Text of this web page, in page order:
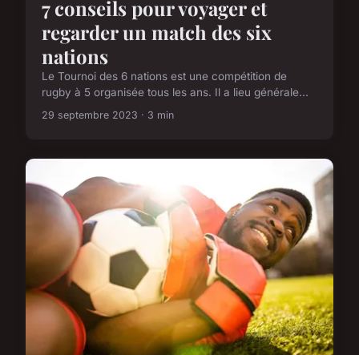
7 conseils pour voyager et
regarder un match des six
nations
Le Tournoi des 6 nations est une compétition de
rugby à 5 organisée tous les ans. Il a lieu générale...
29 septembre 2023 · 3 min